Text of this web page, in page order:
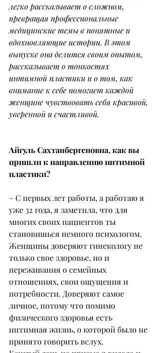
легко рассказывает о сложном,
превращая профессиональные
медицинские темы в понятные и
вдохновляющие истории. В этом
выпуске она делится своим опытом,
рассказывает о тонкостях
интимной пластики и о том, как
внимание к себе помогает каждой
женщине чувствовать себя красивой,
уверенной и счастливой.
Айгуль Сахтанбергеновна, как вы
пришли к направлению интимной
пластики?
– С первых лет работы, а работаю я
уже 32 года, я заметила, что для
многих своих пациентов ты
становишься немного психологом.
Женщины доверяют гинекологу не
только свое здоровье, но и
переживания о семейных
отношениях, свои ощущения и
потребности. Доверяют самое
личное, потому что помимо
физического здоровья есть
интимная жизнь, о которой было не
принято говорить вслух.